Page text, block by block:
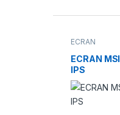
ECRAN
ECRAN
IPS